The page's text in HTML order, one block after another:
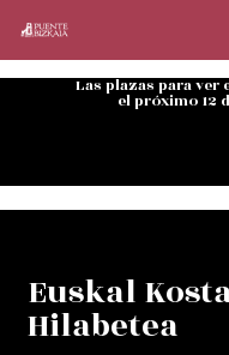
Las plazas para ver
el próximo 12
Euskal
Hilabetea